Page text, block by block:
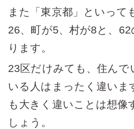
また「東京都」といって
26、町が5、村が8と、62
ります。
23区だけみても、住んで
いる人はまったく違いま
も大きく違いことは想像
しょう。